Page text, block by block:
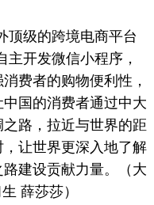
级的跨境电商平台
主开发微信小程序，
费者的购物便利性，
国的消费者通过中大
路，拉近与世界的距
让世界更深入地了解
建设贡献力量。（大
薛莎莎）